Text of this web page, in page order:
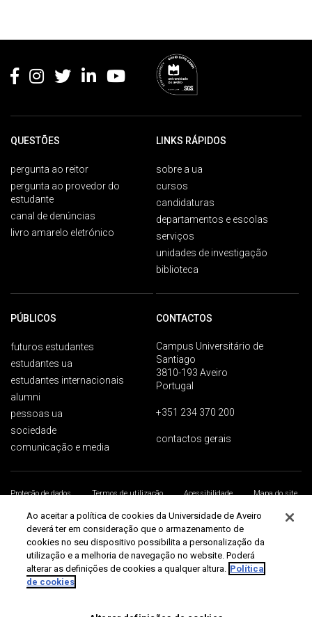
QUESTÕES
pergunta ao reitor
pergunta ao provedor do
estudante
canal de denúncias
livro amarelo eletrónico
LINKS RÁPIDOS
sobre a ua
cursos
candidaturas
departamentos e escolas
serviços
unidades de investigação
biblioteca
PÚBLICOS
futuros estudantes
estudantes ua
estudantes internacionais
alumni
pessoas ua
sociedade
comunicação e media
CONTACTOS
Campus Universitário de
Santiago
3810-193 Aveiro
Portugal
+351 234 370 200
contactos gerais
Proteção de dados Termos de utilização Acessibilidade
Mapa do site
Universidade de Aveiro 2026
Ao aceitar a política de cookies da Universidade de Aveiro
deverá ter em consideração que o armazenamento de
cookies no seu dispositivo possibilita a personalização da
utilização e a melhoria de navegação no website. Poderá
alterar as definições de cookies a qualquer altura. Política
de cookies